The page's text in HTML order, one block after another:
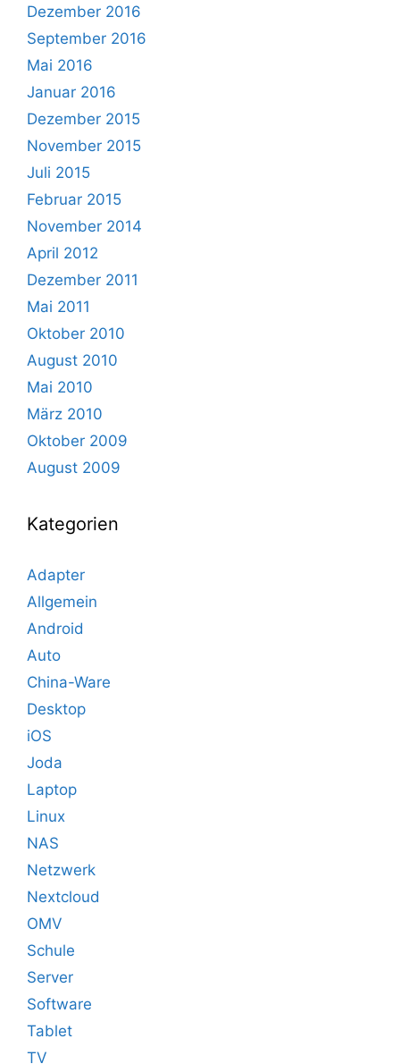
Dezember 2016
September 2016
Mai 2016
Januar 2016
Dezember 2015
November 2015
Juli 2015
Februar 2015
November 2014
April 2012
Dezember 2011
Mai 2011
Oktober 2010
August 2010
Mai 2010
März 2010
Oktober 2009
August 2009
Kategorien
Adapter
Allgemein
Android
Auto
China-Ware
Desktop
iOS
Joda
Laptop
Linux
NAS
Netzwerk
Nextcloud
OMV
Schule
Server
Software
Tablet
TV